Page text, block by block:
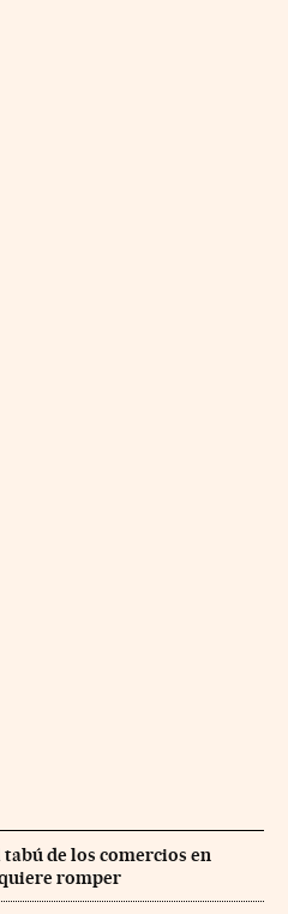
de los comercios en
romper